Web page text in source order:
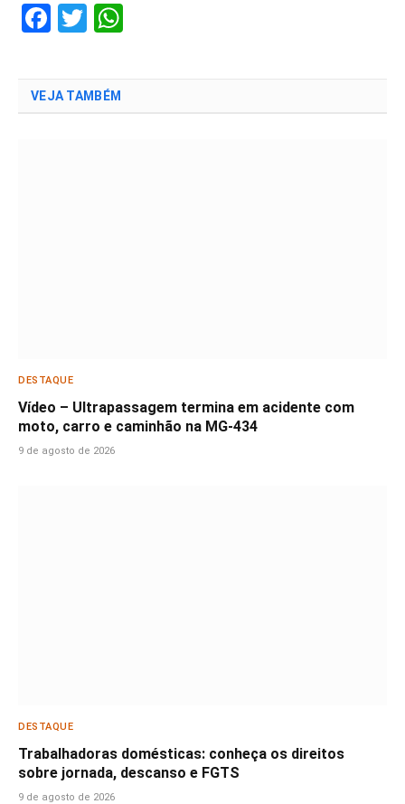
Facebook
Twitter
VEJA TAMBÉM
DESTAQUE
Vídeo – Ultrapassagem termina em acidente com
moto, carro e caminhão na MG-434
9 de agosto de 2026
DESTAQUE
Trabalhadoras domésticas: conheça os direitos
sobre jornada, descanso e FGTS
9 de agosto de 2026